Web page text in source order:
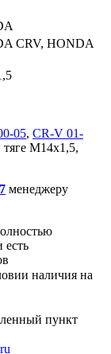
CRV, HONDA
05, CR-V 01-
M14x1,5,
менеджеру
есть
наличия на
пункт